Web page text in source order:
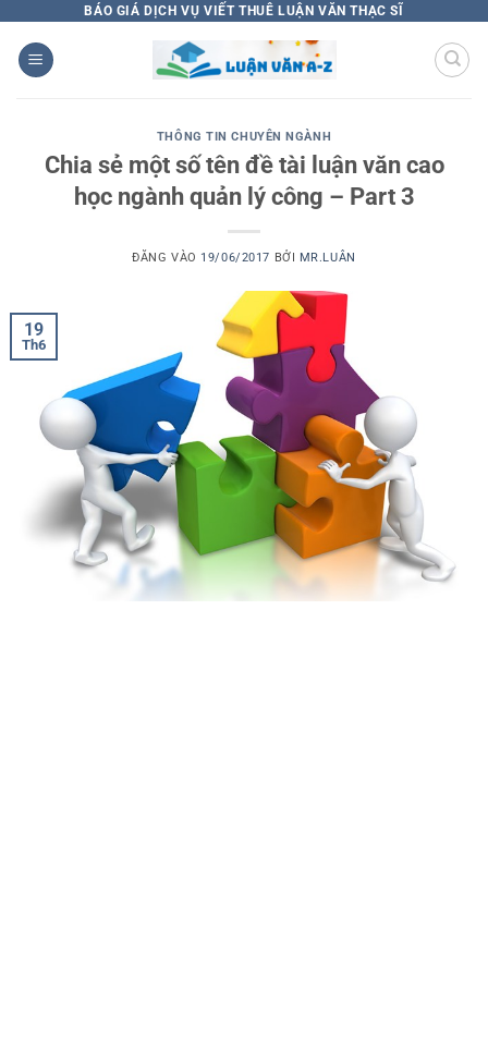
qua
nội
BÁO GIÁ DỊCH VỤ VIẾT THUÊ LUẬN VĂN THẠC SĨ
THÔNG TIN CHUYÊN NGÀNH
Chia sẻ một số tên đề tài luận văn cao
học ngành quản lý công – Part 3
ĐĂNG VÀO 19/06/2017 BỞI MR.LUÂN
19
Th6